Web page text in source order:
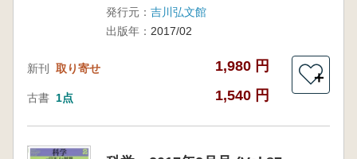
発行元： 吉川弘文館
出版年： 2017/02
新刊 取り寄せ 1,980 円
古書 1点 1,540 円
＋